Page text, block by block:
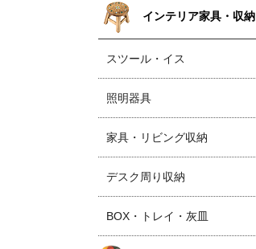
インテリア家具・収納
スツール・イス
照明器具
家具・リビング収納
デスク周り収納
BOX・トレイ・灰皿